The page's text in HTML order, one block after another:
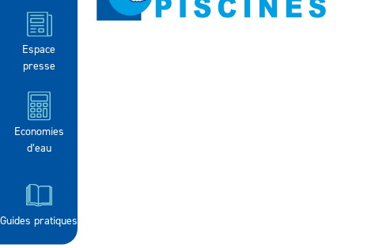
Espace
presse
Economies
d’eau
Guides pratiques